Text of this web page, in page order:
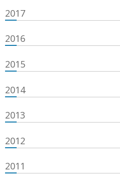
2017
2016
2015
2014
2013
2012
2011